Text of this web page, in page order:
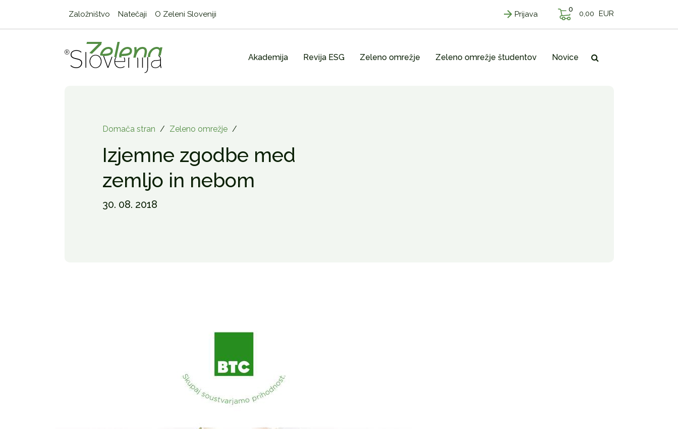
Založništvo Natečaji O Zeleni Sloveniji Prijava
0 0,00 EUR
Akademija Revija ESG Zeleno omrežje Zeleno omrežje študentov Novice
Domača stran / Zeleno omrežje /
Izjemne zgodbe med
zemljo in nebom
30. 08. 2018